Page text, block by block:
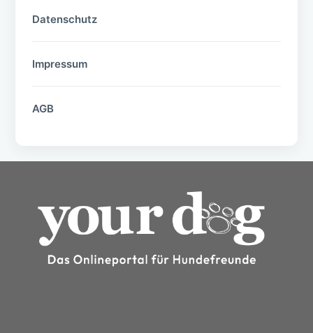
Datenschutz
Impressum
AGB